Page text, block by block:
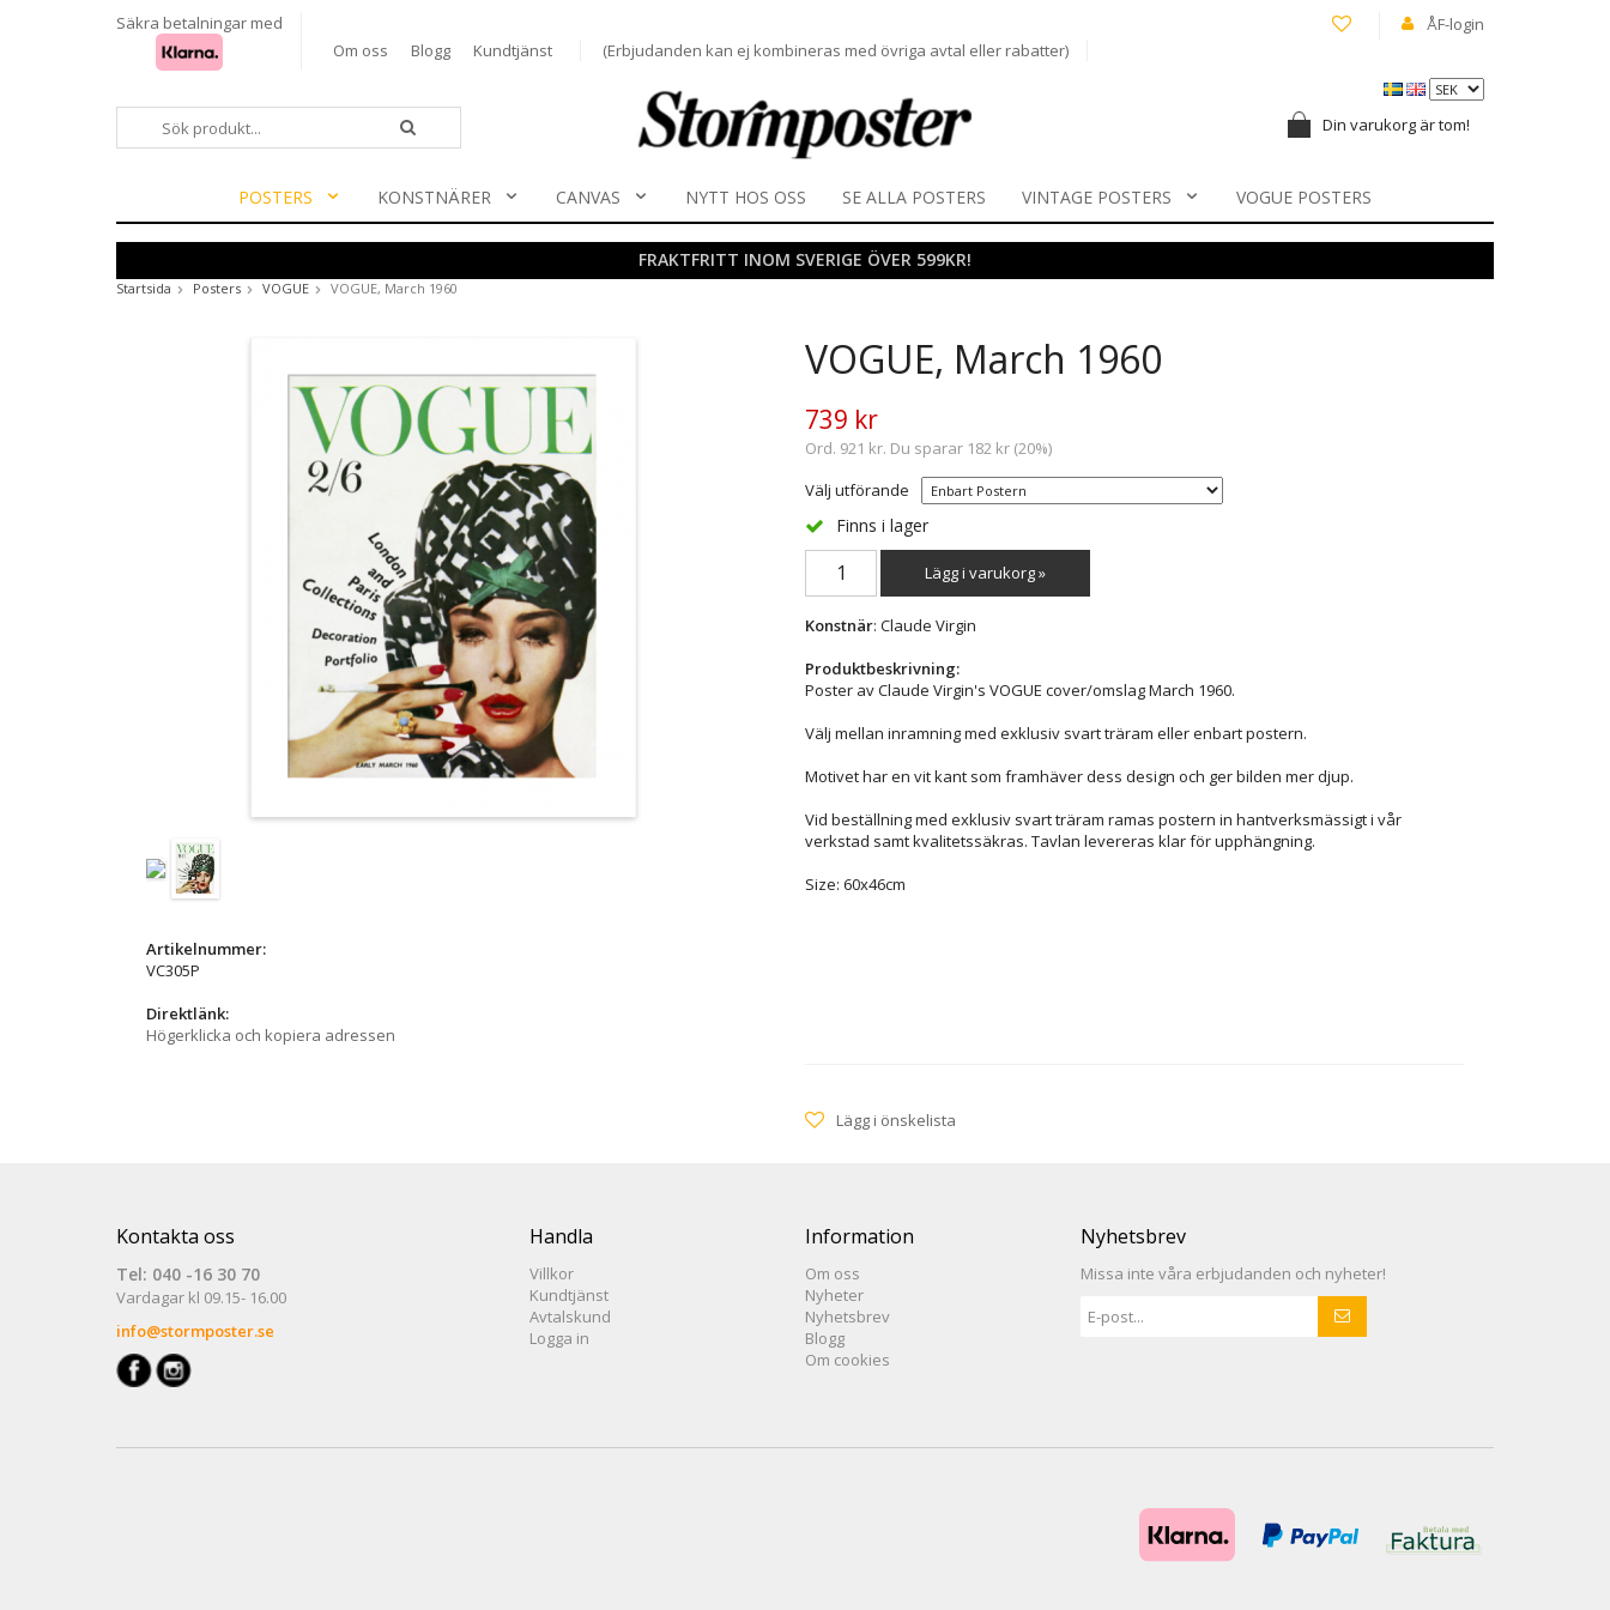
Säkra betalningar med
Om oss
Blogg Kundtjänst (Erbjudanden kan ej kombineras med övriga avtal eller rabatter)
ÅF-login
Din varukorg är tom!
POSTERS KONSTNÄRER CANVAS NYTT HOS OSS SE ALLA POSTERS VINTAGE POSTERS VOGUE POSTERS
FRAKTFRITT INOM SVERIGE ÖVER 599KR!
Startsida Posters VOGUE VOGUE, March 1960
VOGUE, March 1960
739 kr
Ord. 921 kr. Du sparar 182 kr (20%)
Välj utförande
Finns i lager
Lägg i varukorg »
Konstnär: Claude Virgin
Produktbeskrivning:
Poster av Claude Virgin's VOGUE cover/omslag March 1960.
Välj mellan inramning med exklusiv svart träram eller enbart postern.
Motivet har en vit kant som framhäver dess design och ger bilden mer djup.
Vid beställning med exklusiv svart träram ramas postern in hantverksmässigt i vår
verkstad samt kvalitetssäkras. Tavlan levereras klar för upphängning.
Size: 60x46cm
Lägg i önskelista
Artikelnummer:
VC305P
Direktlänk:
Högerklicka och kopiera adressen
Kontakta oss
Tel: 040 -16 30 70
Vardagar kl 09.15- 16.00
info@stormposter.se
Handla
Villkor
Kundtjänst
Avtalskund
Logga in
Information
Om oss
Nyheter
Nyhetsbrev
Blogg
Om cookies
Nyhetsbrev
Missa inte våra erbjudanden och nyheter!